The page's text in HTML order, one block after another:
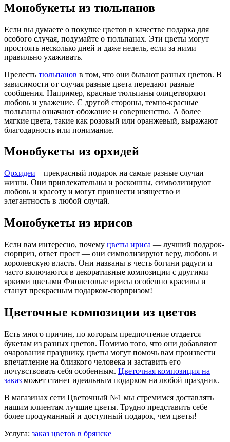
Монобукеты из тюльпанов
Если вы думаете о покупке цветов в качестве подарка для
особого случая, подумайте о тюльпанах. Эти цветы могут
простоять несколько дней и даже недель, если за ними
правильно ухаживать.
Прелесть тюльпанов в том, что они бывают разных цветов. В
зависимости от случая разные цвета передают разные
сообщения. Например, красные тюльпаны олицетворяют
любовь и уважение. С другой стороны, темно-красные
тюльпаны означают обожание и совершенство. А более
мягкие цвета, такие как розовый или оранжевый, выражают
благодарность или понимание.
Монобукеты из орхидей
Орхидеи – прекрасный подарок на самые разные случаи
жизни. Они привлекательны и роскошны, символизируют
любовь и красоту и могут привнести изящество и
элегантность в любой случай.
Монобукеты из ирисов
Если вам интересно, почему цветы ириса — лучший подарок-
сюрприз, ответ прост — они символизируют веру, любовь и
королевскую власть. Они названы в честь богини радуги и
часто включаются в декоративные композиции с другими
яркими цветами Фиолетовые ирисы особенно красивы и
станут прекрасным подарком-сюрпризом!
Цветочные композиции из цветов
Есть много причин, по которым предпочтение отдается
букетам из разных цветов. Помимо того, что они добавляют
очарования празднику, цветы могут помочь вам произвести
впечатление на близкого человека и заставить его
почувствовать себя особенным. Цветочная композиция на
заказ может станет идеальным подарком на любой праздник.
В магазинах сети Цветочный №1 мы стремимся доставлять
нашим клиентам лучшие цветы. Трудно представить себе
более продуманный и доступный подарок, чем цветы!
Услуга: заказ цветов в брянске